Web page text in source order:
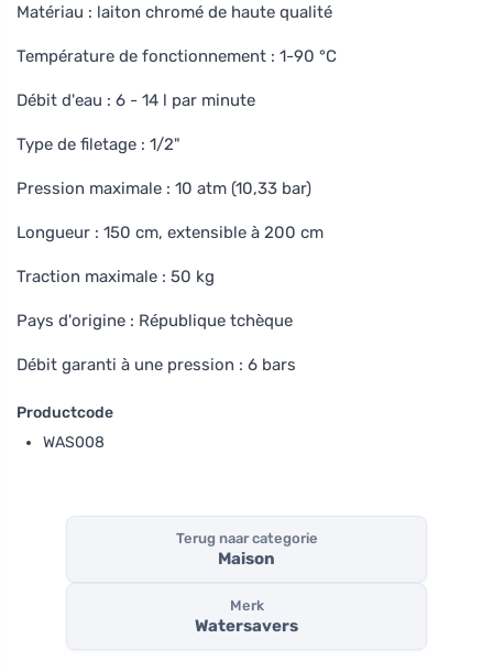
Matériau : laiton chromé de haute qualité
Température de fonctionnement : 1-90 °C
Débit d'eau : 6 - 14 l par minute
Type de filetage : 1/2"
Pression maximale : 10 atm (10,33 bar)
Longueur : 150 cm, extensible à 200 cm
Traction maximale : 50 kg
Pays d'origine : République tchèque
Débit garanti à une pression : 6 bars
Productcode
WAS008
Terug naar categorie
Maison
Merk
Watersavers